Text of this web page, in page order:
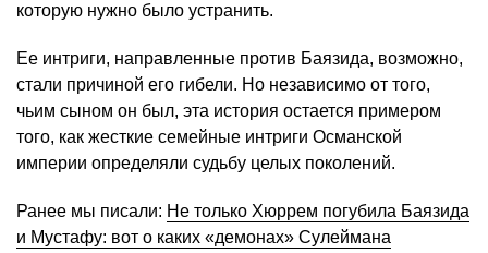
которую нужно было устранить.
Ее интриги, направленные против Баязида, возможно,
стали причиной его гибели. Но независимо от того,
чьим сыном он был, эта история остается примером
того, как жесткие семейные интриги Османской
империи определяли судьбу целых поколений.
Ранее мы писали: Не только Хюррем погубила Баязида
и Мустафу: вот о каких «демонах» Сулеймана